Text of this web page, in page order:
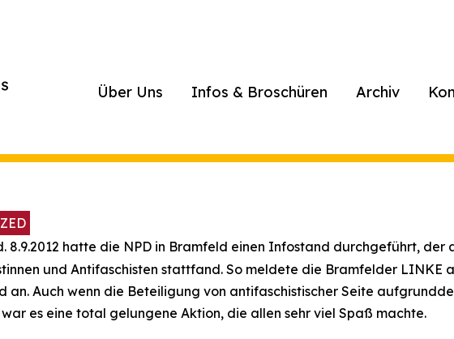
Über Uns Infos & Broschüren Archiv
8.9.2012 hatte die NPD in Bramfeld einen Infostand durchgeführt, der
und Antifaschisten stattfand. So meldete die Bramfelder LINKE
an. Auch wenn die Beteiligung von antifaschistischer Seite
es eine total gelungene Aktion, die allen sehr viel Spaß machte.